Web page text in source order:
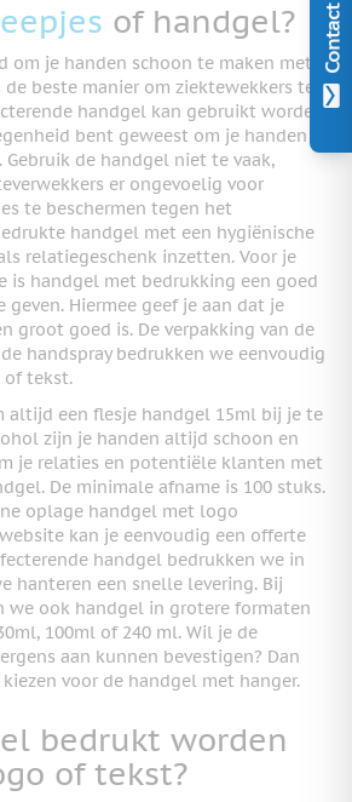
Contact
of handgel?
om je handen schoon te maken met
beste manier om ziektewekkers te
handgel kan gebruikt worden
bent geweest om je handen
Gebruik de handgel niet te vaak,
er ongevoelig voor
te beschermen tegen het
handgel met een hygiënische
relatiegeschenk inzetten. Voor je
is handgel met bedrukking een goed
geven. Hiermee geef je aan dat je
groot goed is. De verpakking van de
handspray bedrukken we eenvoudig
of tekst.
altijd een flesje handgel 15ml bij je te
zijn je handen altijd schoon en
je relaties en potentiële klanten met
De minimale afname is 100 stuks.
oplage handgel met logo
kan je eenvoudig een offerte
handgel bedrukken we in
hanteren een snelle levering. Bij
we ook handgel in grotere formaten
100ml of 240 ml. Wil je de
aan kunnen bevestigen? Dan
voor de handgel met hanger.
bedrukt worden
of tekst?